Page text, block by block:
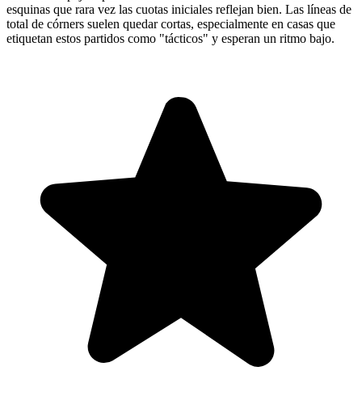
esquinas que rara vez las cuotas iniciales reflejan bien. Las líneas de
total de córners suelen quedar cortas, especialmente en casas que
etiquetan estos partidos como "tácticos" y esperan un ritmo bajo.